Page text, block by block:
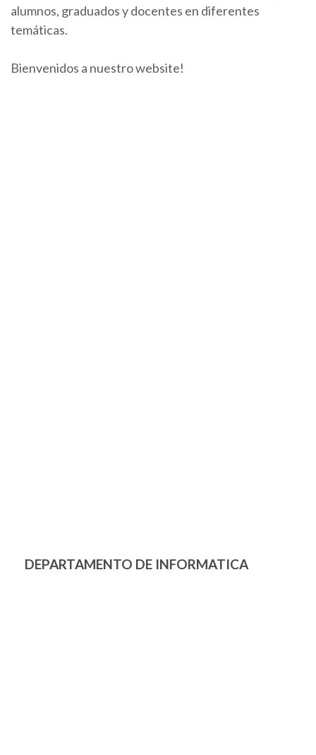
alumnos, graduados y docentes en diferentes
temáticas.
Bienvenidos a nuestro website!
DEPARTAMENTO DE INFORMATICA